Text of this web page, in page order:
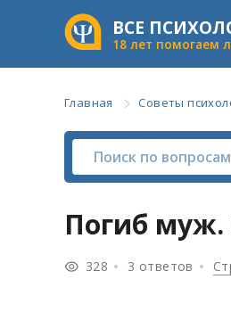
ВСЕ
18 лет помогаем
Главная Советы
Погиб муж.
328 3 ответов